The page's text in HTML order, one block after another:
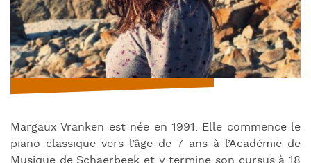
Margaux Vranken est née en 1991. Elle commence le
piano classique vers l’âge de 7 ans à l’Académie de